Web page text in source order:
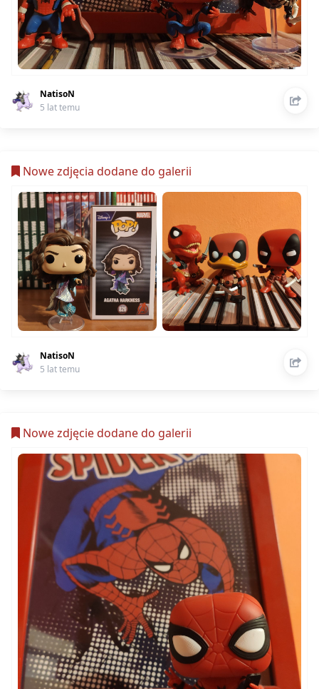
NatisoN
5 lat temu
Nowe zdjęcia dodane do galerii
NatisoN
5 lat temu
Nowe zdjęcie dodane do galerii